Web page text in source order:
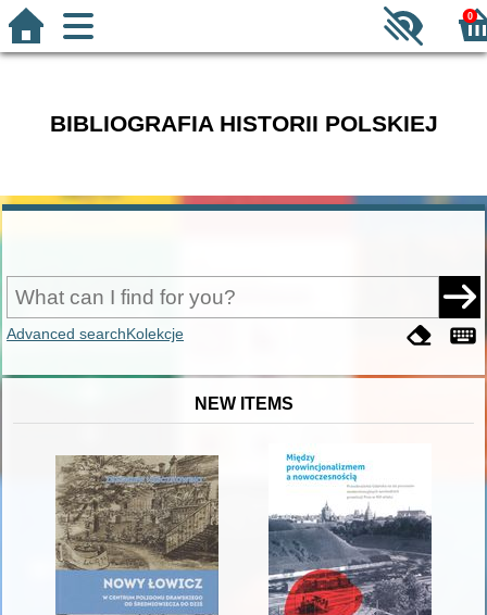
0
BIBLIOGRAFIA HISTORII POLSKIEJ
Advanced searchKolekcje
NEW ITEMS